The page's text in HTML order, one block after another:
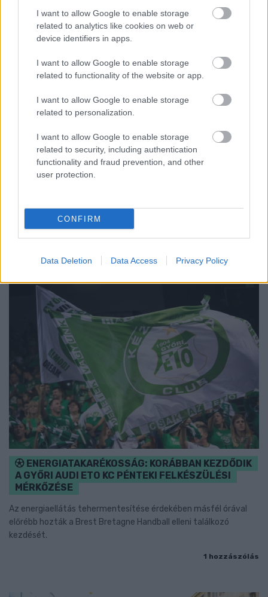
I want to allow Google to enable storage
related to analytics like cookies on web or
device identifiers in apps.
I want to allow Google to enable storage
related to functionality of the website or app.
I want to allow Google to enable storage
related to personalization.
I want to allow Google to enable storage
related to security, including authentication
functionality and fraud prevention, and other
user protection.
CONFIRM
Data Deletion Data Access Privacy Policy
A BAROKK ÖSSZES ÁRNYALATA ÉS MÉG EGY SOR
KIVÁLÓ PROGRAM VÁR MINDENKIT EZEN A HÉTVÉGÉN
GYŐRBEN
Majka koncert, jóga szeánsz, “borhajózás” és egy csomó minden
ENERGIATAKARÉKOSSÁG: KORÁBBAN KEZDŐDIK
A GYŐRI AUDI ETO KC PÉNTEKI FELKÉSZÜLÉSI
MÉRKŐZÉSE
Az energiaellátás tehermentesítése érdekében másfél órával
előrébb hozták a Brest Bretagne Handball elleni találkozó
kezdését.
1 hozzászólás